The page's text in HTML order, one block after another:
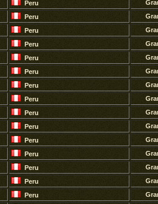
Peru
Peru
Peru
Peru
Peru
Peru
Peru
Peru
Peru
Peru
Peru
Peru
Peru
Peru
Peru